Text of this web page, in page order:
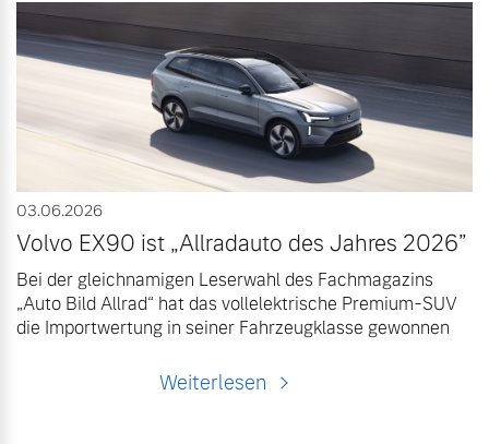
03.06.2026
Volvo EX90 ist „Allradauto des Jahres 2026”
Bei der gleichnamigen Leserwahl des Fachmagazins
„Auto Bild Allrad“ hat das vollelektrische Premium-SUV
die Importwertung in seiner Fahrzeugklasse gewonnen
Weiterlesen